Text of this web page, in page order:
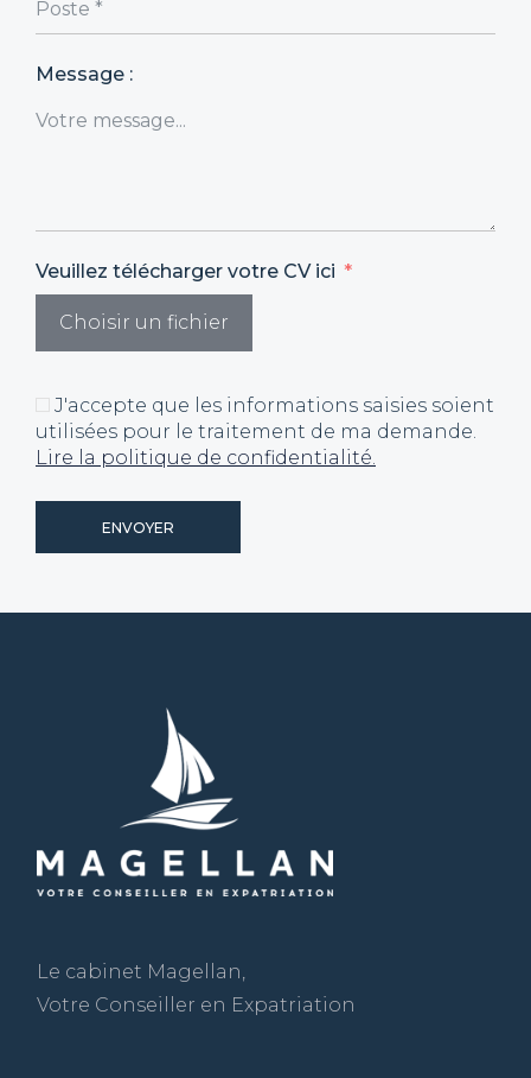
+1
Message :
Veuillez télécharger votre CV ici
Choisir un fichier
J'accepte que les informations saisies soient
utilisées pour le traitement de ma demande.
Lire la politique de confidentialité.
ENVOYER
Le cabinet Magellan,
Votre Conseiller en Expatriation